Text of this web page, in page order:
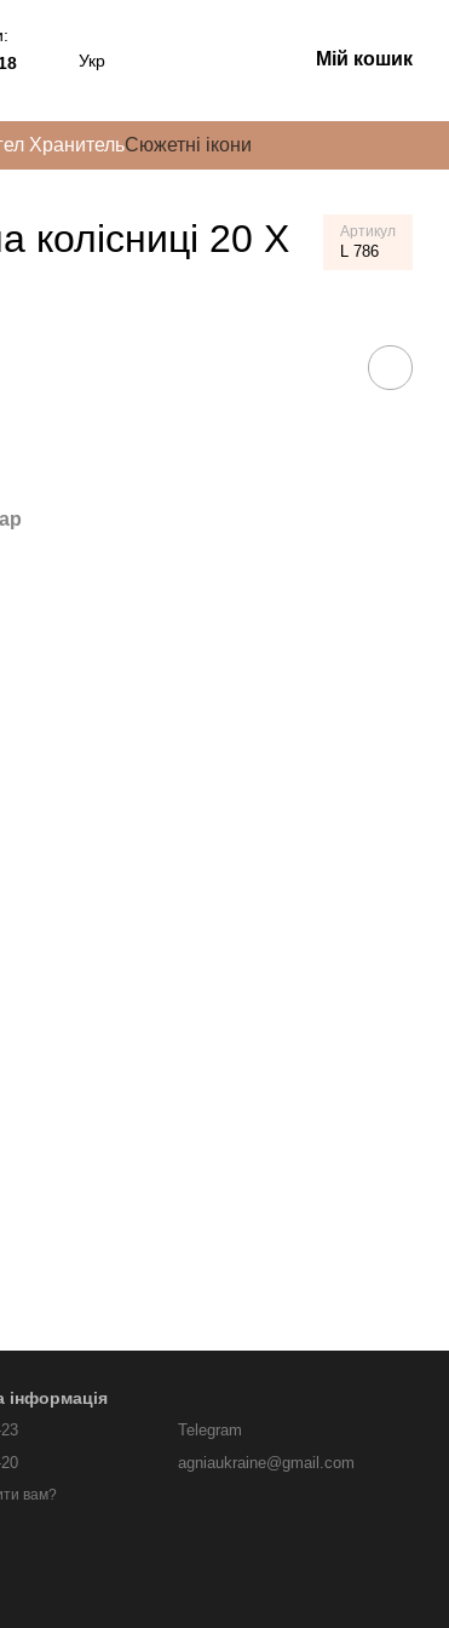
Укр Мій кошик
ХранительСюжетні ікони
колісниці 20 Х
Артикул
L 786
інформація
вам?
Telegram
agniaukraine@gmail.com